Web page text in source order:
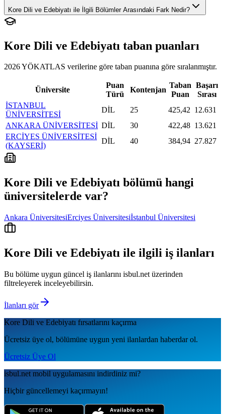
Kore Dili ve Edebiyatı ile İlgili Bölümler Arasındaki Fark Nedir?
Kore Dili ve Edebiyatı taban puanları
2026 YÖKATLAS verilerine göre taban puanına göre sıralanmıştır.
Üniversite
Puan
Türü
Kontenjan
Taban
Puan
Başarı
Sırası
İSTANBUL
ÜNİVERSİTESİ
DİL 25 425,42 12.631
ANKARA ÜNİVERSİTESİ DİL 30 422,48 13.621
ERCİYES ÜNİVERSİTESİ
(KAYSERİ)
DİL 40 384,94 27.827
Kore Dili ve Edebiyatı bölümü hangi
üniversitelerde var?
Ankara ÜniversitesiErciyes Üniversitesiİstanbul Üniversitesi
Kore Dili ve Edebiyatı ile ilgili iş ilanları
Bu bölüme uygun güncel iş ilanlarını isbul.net üzerinden
filtreleyerek inceleyebilirsin.
İlanları gör
Kore Dili ve Edebiyatı fırsatlarını kaçırma
Ücretsiz üye ol, bölümüne uygun yeni ilanlardan haberdar ol.
Ücretsiz Üye Ol
isbul.net mobil uygulamаsını indirdiniz mi?
Hiçbir güncellemeyi kaçırmayın!